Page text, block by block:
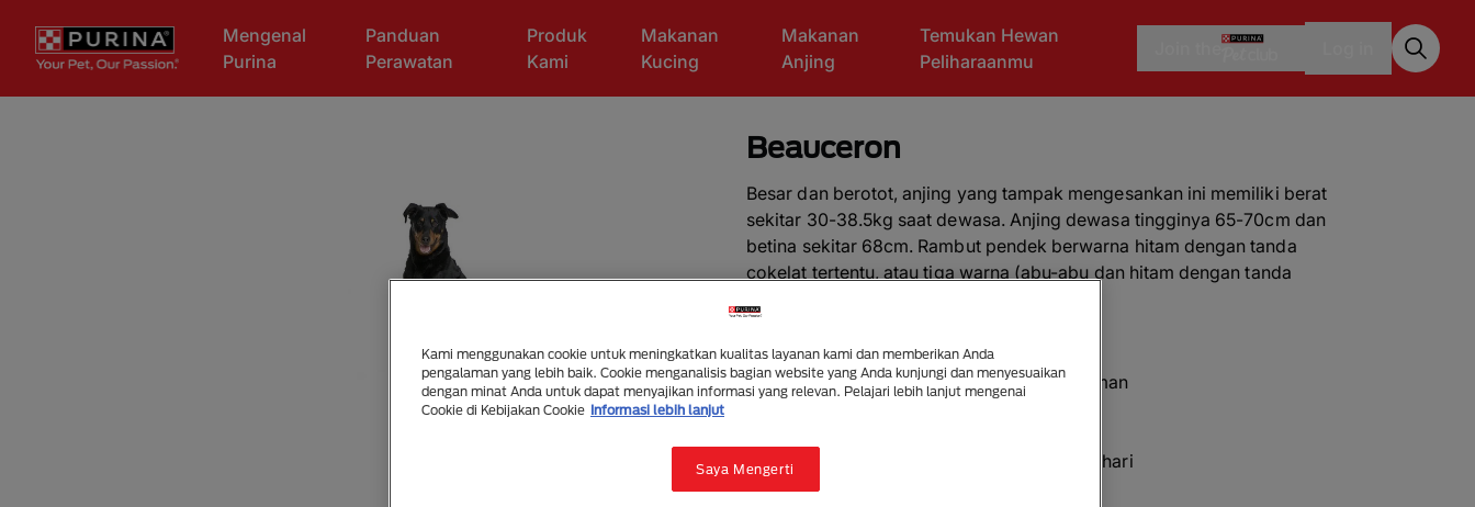
Mengenal
Purina
Panduan
Perawatan
Produk
Kami
Makanan
Kucing
Makanan
Anjing
Temukan Hewan
Peliharaanmu
Beauceron
Besar dan berotot, anjing yang tampak mengesankan ini memiliki berat
sekitar 30-38.5kg saat dewasa. Anjing dewasa tingginya 65-70cm dan
betina sekitar 68cm. Rambut pendek berwarna hitam dengan tanda
cokelat tertentu, atau tiga warna (abu-abu dan hitam dengan tanda
Yang perlu diketahui
Anjing cocok untuk pemilik berpengalaman
Menikmati berjalan lebih dari dua jam sehari
Anjing besar
Kami menggunakan cookie untuk meningkatkan kualitas layanan kami dan memberikan Anda
pengalaman yang lebih baik. Cookie menganalisis bagian website yang Anda kunjungi dan menyesuaikan
dengan minat Anda untuk dapat menyajikan informasi yang relevan. Pelajari lebih lanjut mengenai
Cookie di Kebijakan Cookie
Informasi lebih lanjut
Saya Mengerti